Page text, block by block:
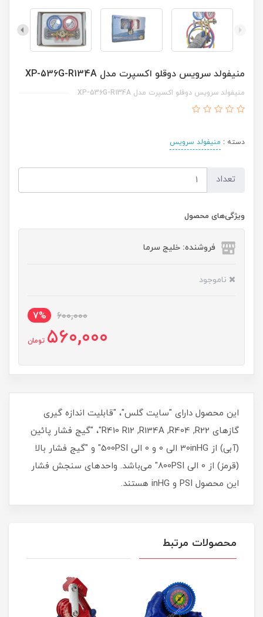
منیفولد سرویس دوقلو اکسپرت مدل XP-536G-R134A
منیفولد سرویس دوقلو اکسپرت مدل XP-536G-R134A
دسته : منیفولد سرویس
تعداد
ویژگی‌های محصول
فروشنده: خلیج سرما
ناموجود
600,000
7%
560,000 تومان
این محصول دارای "سایت گلس"، "قابلیت اندازه گیری
گاز‌های R410 R12 ,R134A ,R404 ,R22"، "گیج فشار پائین
(آبی) از 30inHG الی 0 و 0 الی 500PSI" و "گیج فشار بالا
(قرمز) از 0 الی 800PSI" می‌باشد. واحدهای سنجش فشار
این محصول PSI و inHG هستند.
محصولات مرتبط